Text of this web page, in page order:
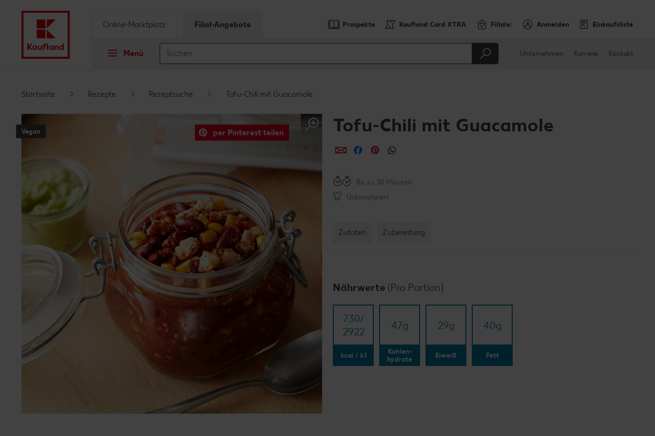
Footer
Prospekte Kaufland Card XTRA Filiale: Anmelden Einkaufsliste
Menü
Online-Marktplatz Filial-Angebote
Unternehmen Karriere Kontakt
Startseite Rezepte Rezeptsuche Tofu-Chili mit Guacamole
Vegan per Pinterest teilen Tofu-Chili mit Guacamole
per E-Mail teilen
per Facebook teilen
per Pinterest teilen
Bis zu 30 Minuten
Unkompliziert
Zutaten Zubereitung
Nährwerte (Pro Portion)
730/​
2922
kcal / kJ
47g
Kohlen-
hydrate
29g
Eiweiß
40g
Fett